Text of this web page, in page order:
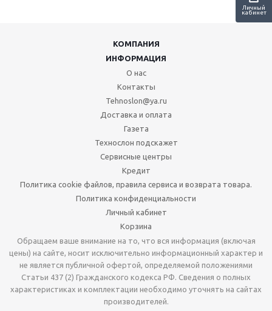
Личный
кабинет
КОМПАНИЯ
ИНФОРМАЦИЯ
О нас
Контакты
Tehnoslon@ya.ru
Доставка и оплата
Газета
Технослон подскажет
Сервисные центры
Кредит
Политика cookie файлов, правила сервиса и возврата товара.
Политика конфиденциальности
Личный кабинет
Корзина
Обращаем ваше внимание на то, что вся информация (включая
цены) на сайте, носит исключительно информационный характер и
не является публичной офертой, определяемой положениями
Статьи 437 (2) Гражданского кодекса РФ. Сведения о полных
характеристиках и комплектации необходимо уточнять на сайтах
производителей.